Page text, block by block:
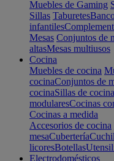
Muebles de Gaming
Sillas Taburetes
infantiles
Mesas Conjuntos de
altasMesas multiusos
Cocina
Muebles de cocina
cocinaConjuntos de
cocinaSillas de cocina
modularesCocinas
Cocinas a medida
Accesorios de cocina
mesaCubertería
licoresBotellas
Electrodomésticos